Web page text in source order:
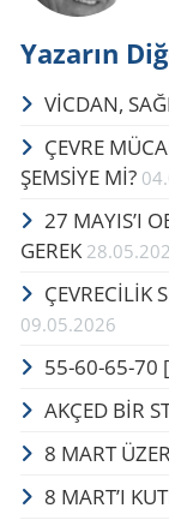
Yazarın
VİCDAN,
ÇEVRE
ŞEMSİYE Mİ?
27 MAYIS’I
GEREK
ÇEVRECİLİK
09.05.2026
55-60-65-70
AKÇED BİR
8 MART
8 MART’I